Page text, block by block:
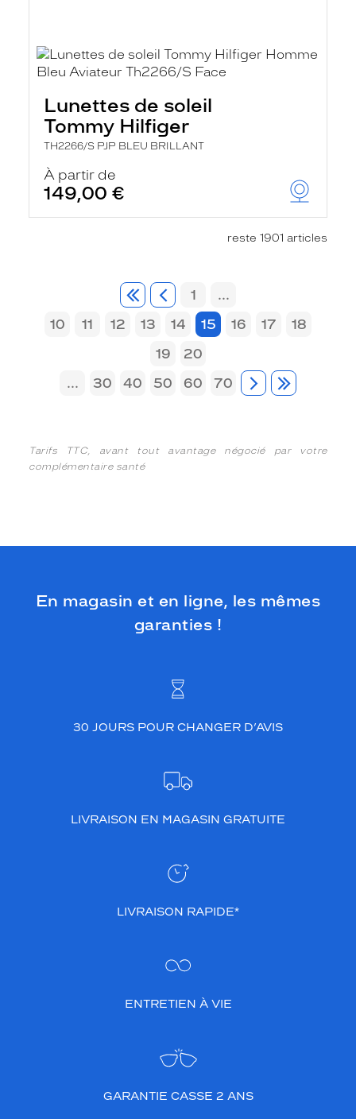
Lunettes de soleil
Tommy Hilfiger
TH2266/S PJP BLEU BRILLANT
À partir de
149,00 €
reste 1901 articles
1
...
10
11 12 13 14 15 16 17
18
19
20
...
30 40 50 60 70
Tarifs TTC, avant tout avantage négocié par votre
complémentaire santé
En magasin et en ligne, les mêmes
garanties !
30 JOURS POUR CHANGER D’AVIS
LIVRAISON EN MAGASIN GRATUITE
LIVRAISON RAPIDE*
ENTRETIEN À VIE
GARANTIE CASSE 2 ANS